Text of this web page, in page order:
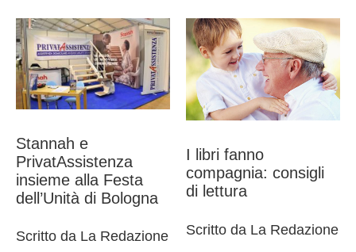
Stannah e
PrivatAssistenza
insieme alla Festa
dell’Unità di Bologna
Scritto da La Redazione
I libri fanno
compagnia: consigli
di lettura
Scritto da La Redazione